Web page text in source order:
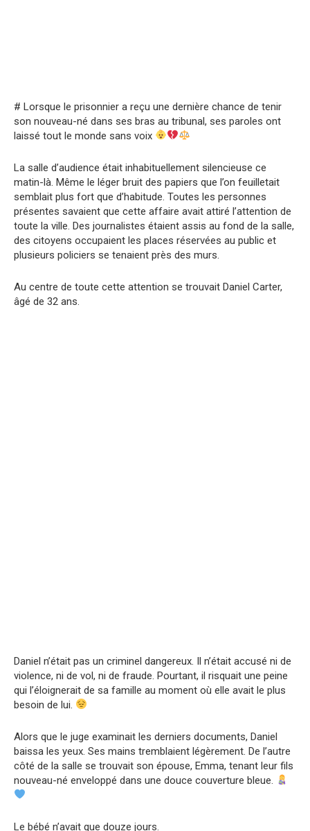
# Lorsque le prisonnier a reçu une dernière chance de tenir
son nouveau-né dans ses bras au tribunal, ses paroles ont
laissé tout le monde sans voix
La salle d’audience était inhabituellement silencieuse ce
matin-là. Même le léger bruit des papiers que l’on feuilletait
semblait plus fort que d’habitude. Toutes les personnes
présentes savaient que cette affaire avait attiré l’attention de
toute la ville. Des journalistes étaient assis au fond de la salle,
des citoyens occupaient les places réservées au public et
plusieurs policiers se tenaient près des murs.
Au centre de toute cette attention se trouvait Daniel Carter,
âgé de 32 ans.
Daniel n’était pas un criminel dangereux. Il n’était accusé ni de
violence, ni de vol, ni de fraude. Pourtant, il risquait une peine
qui l’éloignerait de sa famille au moment où elle avait le plus
besoin de lui.
Alors que le juge examinait les derniers documents, Daniel
baissa les yeux. Ses mains tremblaient légèrement. De l’autre
côté de la salle se trouvait son épouse, Emma, tenant leur fils
nouveau-né enveloppé dans une douce couverture bleue.
Le bébé n’avait que douze jours.